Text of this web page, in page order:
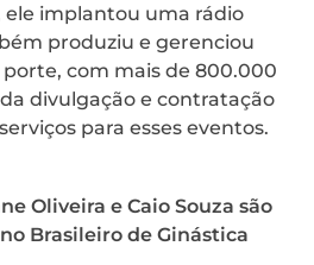
ele implantou uma rádio
produziu e gerenciou
com mais de 800.000
divulgação e contratação
para esses eventos.
Oliveira e Caio Souza são
Brasileiro de Ginástica